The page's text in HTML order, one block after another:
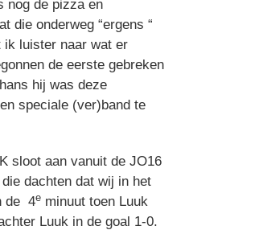
nog de pizza en
die onderweg “ergens “
ik luister naar wat er
de eerste gebreken
hij was deze
speciale (ver)band te
sloot aan vanuit de JO16
dachten dat wij in het
de 4e minuut toen Luuk
Luuk in de goal 1-0.